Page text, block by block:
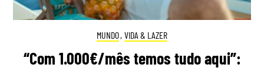
MUNDO, VIDA & LAZER
“Com 1.000€/mês temos tudo aqui”: